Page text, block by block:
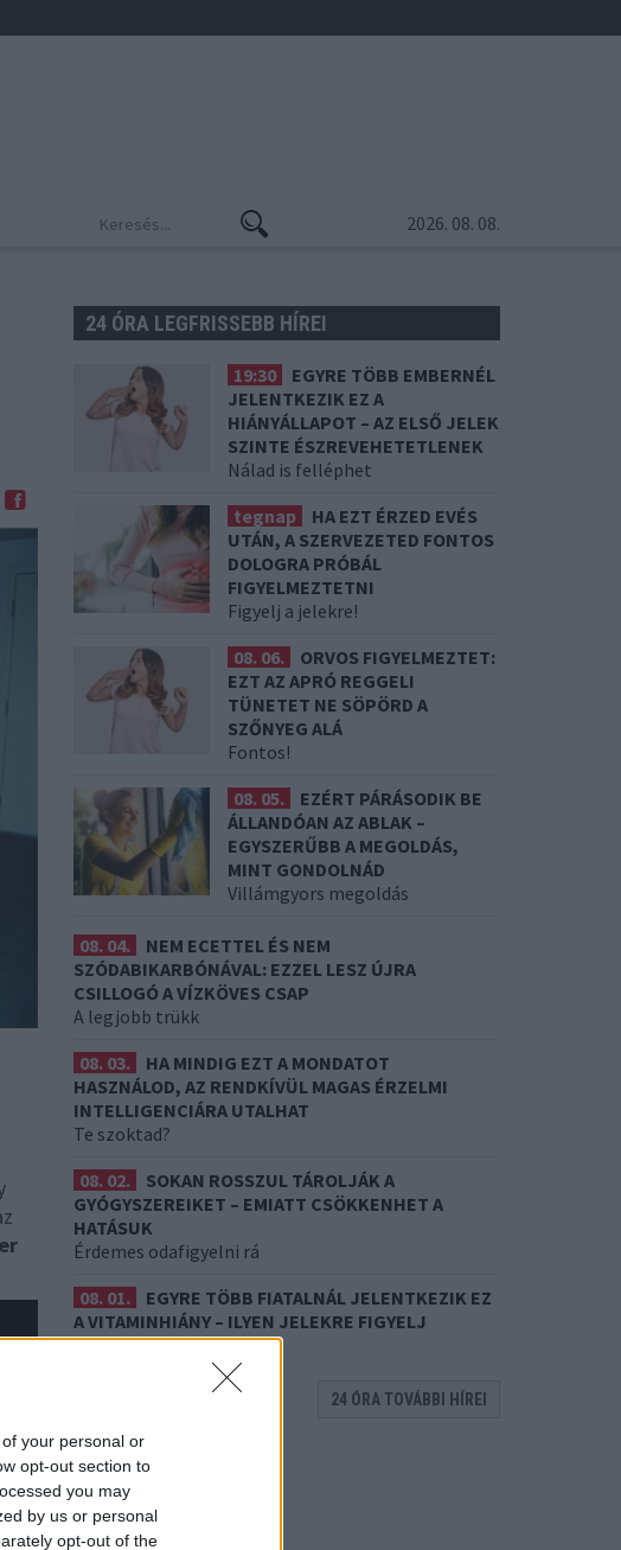
your personal or
opt-out section to
you may
by us or personal
opt-out of the
2026. 08. 08.
24 ÓRA LEGFRISSEBB HÍREI
19:30
EGYRE TÖBB EMBERNÉL
JELENTKEZIK EZ A
HIÁNYÁLLAPOT – AZ ELSŐ JELEK
SZINTE ÉSZREVEHETETLENEK
Nálad is felléphet
tegnap
HA EZT ÉRZED EVÉS
UTÁN, A SZERVEZETED FONTOS
DOLOGRA PRÓBÁL
FIGYELMEZTETNI
Figyelj a jelekre!
08. 06.
ORVOS FIGYELMEZTET:
EZT AZ APRÓ REGGELI
TÜNETET NE SÖPÖRD A
SZŐNYEG ALÁ
Fontos!
08. 05.
EZÉRT PÁRÁSODIK BE
ÁLLANDÓAN AZ ABLAK –
EGYSZERŰBB A MEGOLDÁS,
MINT GONDOLNÁD
Villámgyors megoldás
08. 04.
NEM ECETTEL ÉS NEM
SZÓDABIKARBÓNÁVAL: EZZEL LESZ ÚJRA
CSILLOGÓ A VÍZKÖVES CSAP
A legjobb trükk
08. 03.
HA MINDIG EZT A MONDATOT
HASZNÁLOD, AZ RENDKÍVÜL MAGAS ÉRZELMI
INTELLIGENCIÁRA UTALHAT
Te szoktad?
08. 02.
SOKAN ROSSZUL TÁROLJÁK A
GYÓGYSZEREIKET – EMIATT CSÖKKENHET A
HATÁSUK
Érdemes odafigyelni rá
08. 01.
EGYRE TÖBB FIATALNÁL JELENTKEZIK EZ
A VITAMINHIÁNY – ILYEN JELEKRE FIGYELJ
Erre figyelj!
24 ÓRA TOVÁBBI HÍREI